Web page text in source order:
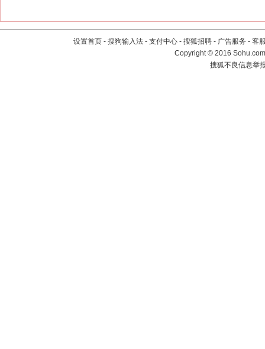
设置首页 - 搜狗输入法 - 支付中心 - 搜狐招聘 - 广告服务 - 客
Copyright©2016
搜狐不良信息举